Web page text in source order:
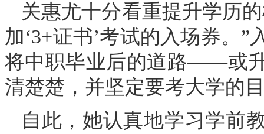
关惠尤十分看重提升学历
加‘3+证书’考试的入场券。
将中职毕业后的道路——或
清楚楚，并坚定要考大学的
自此，她认真地学习学前